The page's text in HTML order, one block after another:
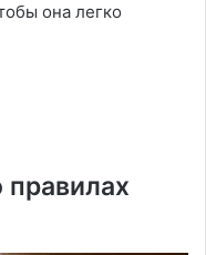
она легко
правилах